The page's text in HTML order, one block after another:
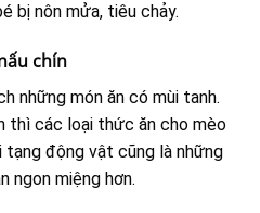
bị nôn mửa, tiêu chảy.
chín
những món ăn có mùi tanh.
thì các loại thức ăn cho mèo
động vật cũng là những
ngon miệng hơn.